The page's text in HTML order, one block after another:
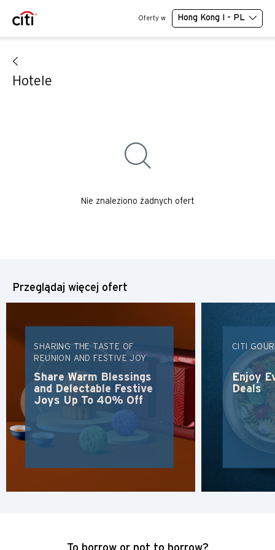
Oferty w Hong Kong I - PL
Hotele
Nie znaleziono żadnych ofert
Przeglądaj więcej ofert
SHARING THE TASTE OF
REUNION AND FESTIVE JOY
Share Warm Blessings
and Delectable Festive
Joys Up To 40% Off
CITI
Enjoy
Deals
Bangkok, Thailand